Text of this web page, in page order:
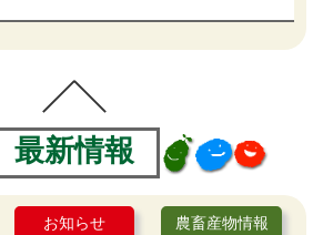
最新情報
お知らせ 農畜産物情報